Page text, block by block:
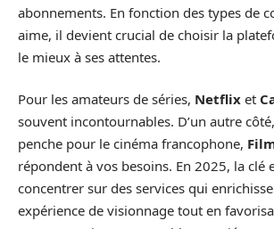
abonnements. En fonction des types de
aime, il devient crucial de choisir la
le mieux à ses attentes.
Pour les amateurs de séries, Netflix et
souvent incontournables. D’un autre
penche pour le cinéma francophone,
répondent à vos besoins. En 2025, la clé
concentrer sur des services qui
expérience de visionnage tout en